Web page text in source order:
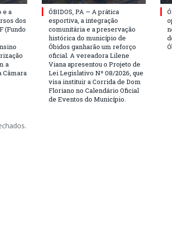
e a
dos
(Fundo
a
Câmara
ÓBIDOS, PA — A prática
esportiva, a integração
comunitária e a preservação
histórica do município de
Óbidos ganharão um reforço
oficial. A vereadora Lilene
Viana apresentou o Projeto de
Lei Legislativo Nº 08/2026, que
visa instituir a Corrida de Dom
Floriano no Calendário Oficial
de Eventos do Município.